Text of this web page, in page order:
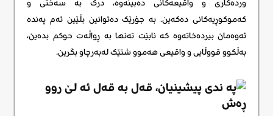
وردەکاری و واقیعەکانی دەبینەوە، درک بە سەختی و
کەموکوڕیەکانی دەکەین. بە جۆرێک دەتوانین بڵێین ئەم پەندە
ئەوەمان بیردەخاتەوە کە نابێت تەنها بە ڕواڵەت حوکم بدەین،
بەڵکوو قووڵایی و واقیعی هەموو شتێک لەبەرچاو بگرین.